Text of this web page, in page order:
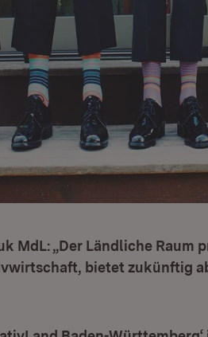
MdL: „Der Ländliche
bietet zukünftig